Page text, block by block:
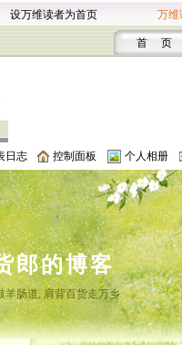
设万维读者为首页 万维
首 页
日志 控制面板 个人相册
郎的博客
羊肠道, 肩背百货走万乡